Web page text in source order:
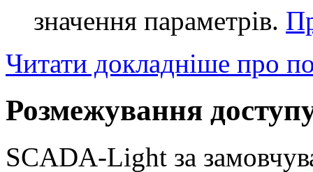
значення параметрів.
Читати докладніше про
Розмежування
SCADA-Light за